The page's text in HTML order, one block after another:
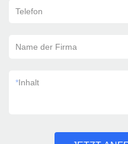
Telefon
Name der Firma
*Inhalt